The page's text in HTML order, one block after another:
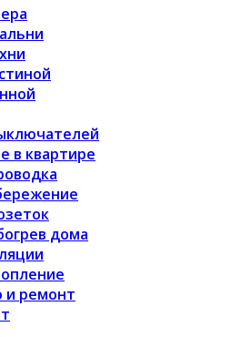
в квартире
дома
и ремонт